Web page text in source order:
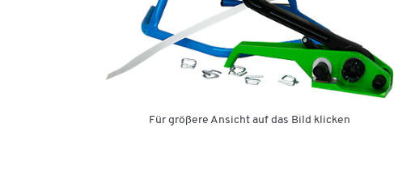
Für größere Ansicht auf das Bild klicken